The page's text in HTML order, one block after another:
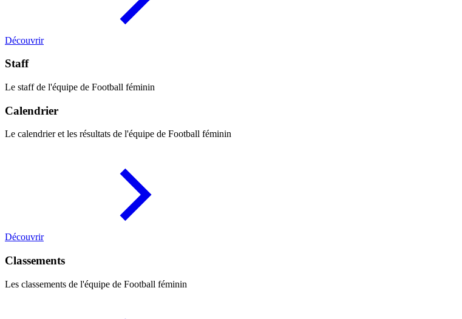
Découvrir
Staff
Le staff de l'équipe de Football féminin
Calendrier
Le calendrier et les résultats de l'équipe de Football féminin
Découvrir
Classements
Les classements de l'équipe de Football féminin